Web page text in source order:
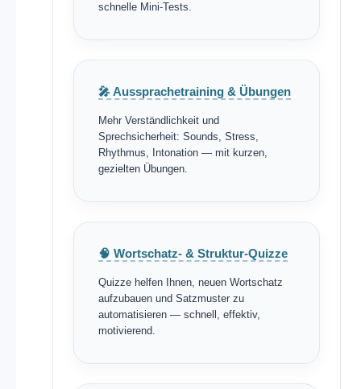
schnelle Mini-Tests.
🎤 Aussprachetraining & Übungen
Mehr Verständlichkeit und
Sprechsicherheit: Sounds, Stress,
Rhythmus, Intonation — mit kurzen,
gezielten Übungen.
🧠 Wortschatz- & Struktur-Quizze
Quizze helfen Ihnen, neuen Wortschatz
aufzubauen und Satzmuster zu
automatisieren — schnell, effektiv,
motivierend.